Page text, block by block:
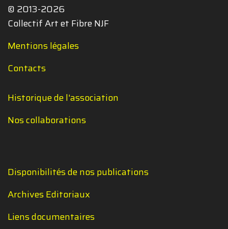
© 2013-2026
Collectif Art et Fibre NJF
Mentions légales
Contacts
Historique de l'association
Nos collaborations
Disponibilités de nos publications
Archives Editoriaux
Liens documentaires